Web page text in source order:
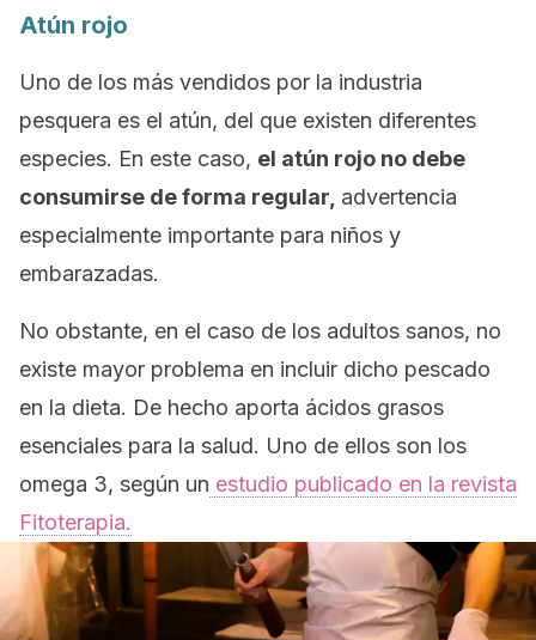
Atún rojo
Uno de los más vendidos por la industria
pesquera es el atún, del que existen diferentes
especies. En este caso, el atún rojo no debe
consumirse de forma regular, advertencia
especialmente importante para niños y
embarazadas.
No obstante, en el caso de los adultos sanos, no
existe mayor problema en incluir dicho pescado
en la dieta. De hecho aporta ácidos grasos
esenciales para la salud. Uno de ellos son los
omega 3, según un estudio publicado en la revista
Fitoterapia.